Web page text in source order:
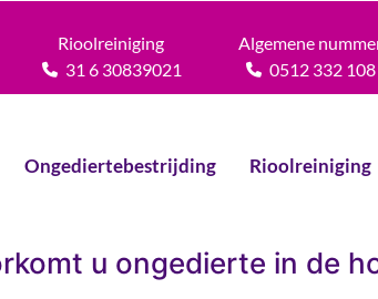
Rioolreiniging
31 6 30839021
Algemene
0512 332 108
Ongediertebestrijding Rioolreiniging
u ongedierte in de